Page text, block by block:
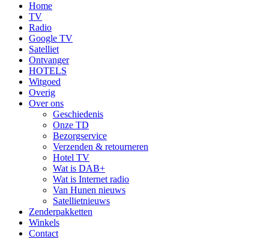
Home
TV
Radio
Google TV
Satelliet
Ontvanger
HOTELS
Witgoed
Overig
Over ons
Geschiedenis
Onze TD
Bezorgservice
Verzenden & retourneren
Hotel TV
Wat is DAB+
Wat is Internet radio
Van Hunen nieuws
Satellietnieuws
Zenderpakketten
Winkels
Contact